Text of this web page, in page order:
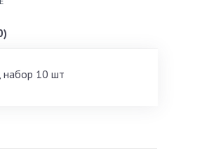
набор 10 шт